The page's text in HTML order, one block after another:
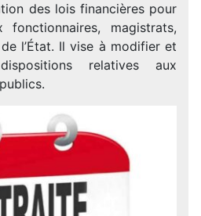
des lois financières pour
fonctionnaires, magistrats,
l’État. Il vise à modifier et
relatives aux